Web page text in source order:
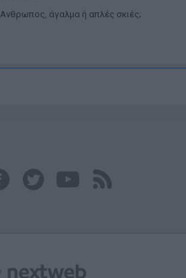
Ανθρωπος, άγαλμα ή απλές σκιές;